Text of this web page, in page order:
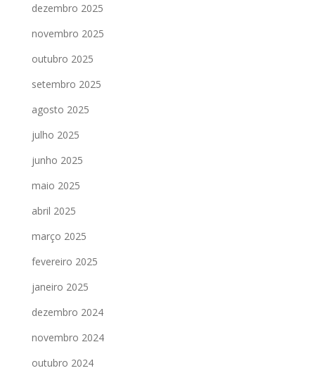
dezembro 2025
novembro 2025
outubro 2025
setembro 2025
agosto 2025
julho 2025
junho 2025
maio 2025
abril 2025
março 2025
fevereiro 2025
janeiro 2025
dezembro 2024
novembro 2024
outubro 2024